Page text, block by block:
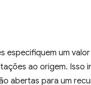
especifiquem um valor
ao origem. Isso
abertas para um